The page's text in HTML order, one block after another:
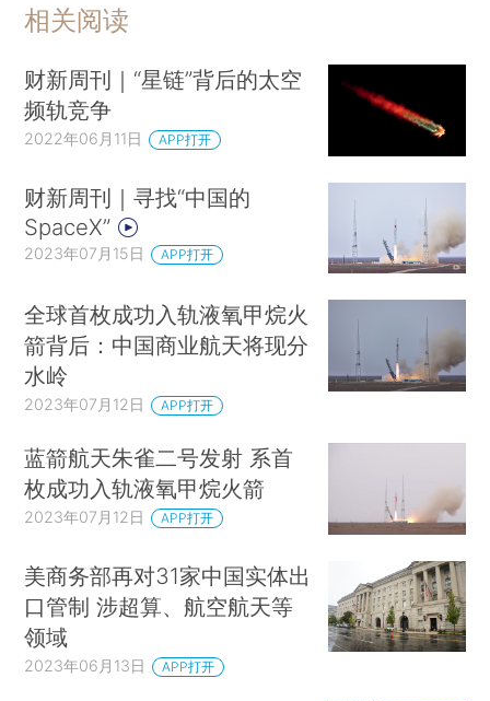
相关阅读
财新周刊｜“星链”背后的太空
频轨竞争
2022年06月11日 APP打开
财新周刊｜寻找“中国的
SpaceX”
2023年07月15日 APP打开
全球首枚成功入轨液氧甲烷火
箭背后：中国商业航天将现分
水岭
2023年07月12日 APP打开
蓝箭航天朱雀二号发射 系首
枚成功入轨液氧甲烷火箭
2023年07月12日 APP打开
美商务部再对31家中国实体出
口管制 涉超算、航空航天等
领域
2023年06月13日 APP打开